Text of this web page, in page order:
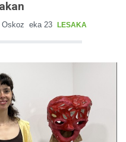
Oskoz eka 23 LESAKA